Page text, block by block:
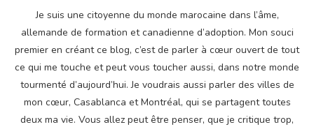
Je suis une citoyenne du monde marocaine dans l’âme,
allemande de formation et canadienne d’adoption. Mon souci
premier en créant ce blog, c’est de parler à cœur ouvert de tout
ce qui me touche et peut vous toucher aussi, dans notre monde
tourmenté d’aujourd’hui. Je voudrais aussi parler des villes de
mon cœur, Casablanca et Montréal, qui se partagent toutes
deux ma vie. Vous allez peut être penser, que je critique trop,